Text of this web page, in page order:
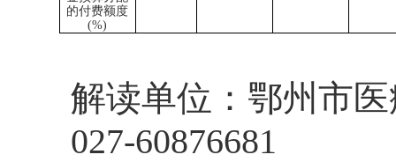
的付费额度
(%)
解读单位：鄂州市
027-60876681